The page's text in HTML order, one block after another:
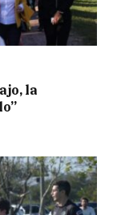
la